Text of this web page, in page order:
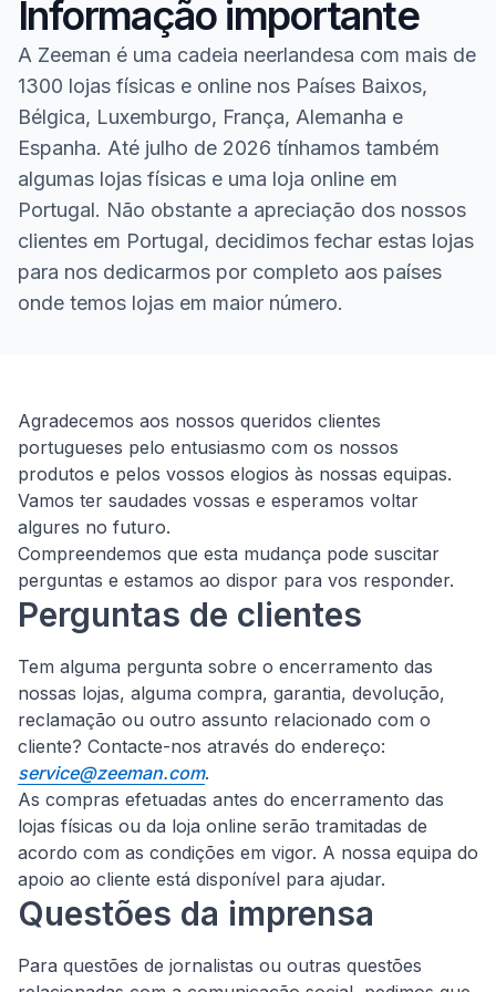
Informação importante
A Zeeman é uma cadeia neerlandesa com mais de
1300 lojas físicas e online nos Países Baixos,
Bélgica, Luxemburgo, França, Alemanha e
Espanha. Até julho de 2026 tínhamos também
algumas lojas físicas e uma loja online em
Portugal. Não obstante a apreciação dos nossos
clientes em Portugal, decidimos fechar estas lojas
para nos dedicarmos por completo aos países
onde temos lojas em maior número.
Homepage
Agradecemos aos nossos queridos clientes
portugueses pelo entusiasmo com os nossos
produtos e pelos vossos elogios às nossas equipas.
Vamos ter saudades vossas e esperamos voltar
algures no futuro.
Compreendemos que esta mudança pode suscitar
perguntas e estamos ao dispor para vos responder.
Perguntas de clientes
Tem alguma pergunta sobre o encerramento das
nossas lojas, alguma compra, garantia, devolução,
reclamação ou outro assunto relacionado com o
cliente? Contacte-nos através do endereço:
service@zeeman.com.
As compras efetuadas antes do encerramento das
lojas físicas ou da loja online serão tramitadas de
acordo com as condições em vigor. A nossa equipa do
apoio ao cliente está disponível para ajudar.
Questões da imprensa
Para questões de jornalistas ou outras questões